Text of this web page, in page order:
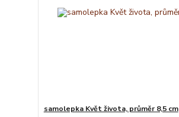
samolepka Květ života, průměr 8,5 cm